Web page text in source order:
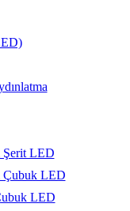
Şerit LED
Çubuk LED
LED